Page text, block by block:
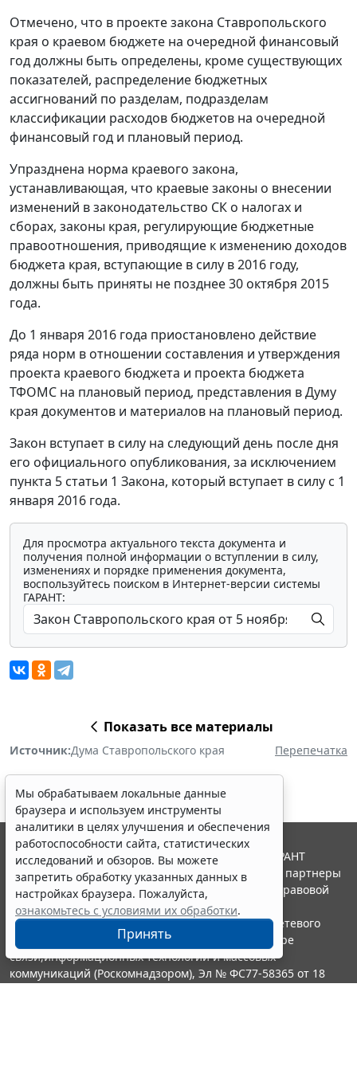
Отмечено, что в проекте закона Ставропольского
края о краевом бюджете на очередной финансовый
год должны быть определены, кроме существующих
показателей, распределение бюджетных
ассигнований по разделам, подразделам
классификации расходов бюджетов на очередной
финансовый год и плановый период.
Упразднена норма краевого закона,
устанавливающая, что краевые законы о внесении
изменений в законодательство СК о налогах и
сборах, законы края, регулирующие бюджетные
правоотношения, приводящие к изменению доходов
бюджета края, вступающие в силу в 2016 году,
должны быть приняты не позднее 30 октября 2015
года.
До 1 января 2016 года приостановлено действие
ряда норм в отношении составления и утверждения
проекта краевого бюджета и проекта бюджета
ТФОМС на плановый период, представления в Думу
края документов и материалов на плановый период.
Закон вступает в силу на следующий день после дня
его официального опубликования, за исключением
пункта 5 статьи 1 Закона, который вступает в силу с 1
января 2016 года.
Для просмотра актуального текста документа и
получения полной информации о вступлении в силу,
изменениях и порядке применения документа,
воспользуйтесь поиском в Интернет-версии системы
ГАРАНТ:
Показать все материалы
Источник:Дума Ставропольского края Перепечатка
Мы обрабатываем локальные данные
браузера и используем инструменты
аналитики в целях улучшения и обеспечения
работоспособности сайта, статистических
исследований и обзоров. Вы можете
запретить обработку указанных данных в
настройках браузера. Пожалуйста,
ознакомьтесь с условиями их обработки.
Принять
© ООО "НПП "ГАРАНТ-СЕРВИС", 2026. Система ГАРАНТ
выпускается с 1990 года. Компания "Гарант" и ее партнеры
являются участниками Российской ассоциации правовой
информации ГАРАНТ.
Портал ГАРАНТ.РУ зарегистрирован в качестве сетевого
издания Федеральной службой по надзору в сфере
связи,информационных технологий и массовых
коммуникаций (Роскомнадзором), Эл № ФС77-58365 от 18